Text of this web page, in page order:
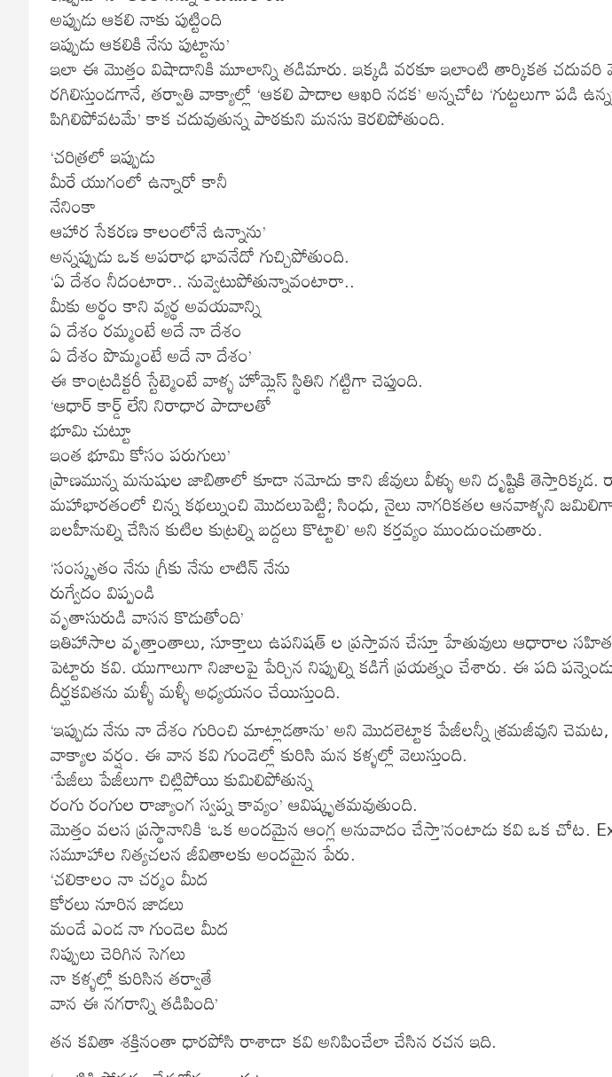
అప్పుడు ఆకలి నాకు పుట్టింది
ఇప్పుడు ఆకలికి నేను పుట్టాను’
ఇలా ఈ మొత్తం విషాదానికి మూలాన్ని తడిమారు. ఇక్కడి వరకూ ఇలాంటి తార్కికత
రగిలిస్తుండగానే, తర్వాతి వాక్యాల్లో ‘ఆకలి పాదాల ఆఖరి నడక’ అన్నచోట ‘గుట్టలుగా పడి
పిగిలిపోవటమే’ కాక చదువుతున్న పాఠకుని మనసు కెరలిపోతుంది.
‘చరిత్రలో ఇప్పుడు
మీరే యుగంలో ఉన్నారో కానీ
నేనింకా
ఆహార సేకరణ కాలంలోనే ఉన్నాను’
అన్నప్పుడు ఒక అపరాధ భావనేదో గుచ్చిపోతుంది.
‘ఏ దేశం నీదంటారా.. నువ్వెటుపోతున్నావంటారా..
మీకు అర్థం కాని వ్యర్థ అవయవాన్ని
ఏ దేశం రమ్మంటే అదే నా దేశం
ఏ దేశం పొమ్మంటే అదే నా దేశం’
ఈ కాంట్రడిక్టరీ స్టేట్మెంటే వాళ్ళ హోమ్లెస్ స్థితిని గట్టిగా చెప్తుంది.
‘ఆధార్ కార్డ్ లేని నిరాధార పాదాలతో
భూమి చుట్టూ
ఇంత భూమి కోసం పరుగులు’
ప్రాణమున్న మనుషుల జాబితాలో కూడా నమోదు కాని జీవులు వీళ్ళు అని దృష్టికి
మహాభారతంలో చిన్న కథల్నుంచి మొదలుపెట్టి; సింధు, నైలు నాగరికతల ఆనవాళ్ళని జమిలిగా
బలహీనుల్ని చేసిన కుటిల కుట్రల్ని బద్దలు కొట్టాలి’ అని కర్తవ్యం ముందుంచుతారు.
‘సంస్కృతం నేను గ్రీకు నేను లాటిన్ నేను
రుగ్వేదం విప్పండి
వృతాసురుడి వాసన కొడుతోంది’
ఇతిహాసాల వృత్తాంతాలు, సూక్తాలు ఉపనిషత్ ల ప్రస్తావన చేస్తూ హేతువులు ఆధారాల
పెట్టారు‌ కవి. యుగాలుగా నిజాలపై పేర్చిన నిప్పుల్ని కడిగే ప్రయత్నం చేశారు. ఈ పది
దీర్ఘకవితను మళ్ళీ మళ్ళీ అధ్యయనం చేయిస్తుంది.
‘ఇప్పుడు నేను నా దేశం గురించి మాట్లాడతాను’ అని మొదలెట్టాక పేజీలన్నీ శ్రమజీవుని
వాక్యాల వర్షం. ఈ వాన కవి గుండెల్లో కురిసి మన కళ్ళల్లో వెలుస్తుంది‌.
‘పేజీలు పేజీలుగా చిట్లిపోయి కుమిలిపోతున్న
రంగు రంగుల రాజ్యాంగ స్వప్న కావ్యం’ ఆవిష్కృతమవుతుంది.
మొత్తం వలస ప్రస్థానానికి ‘ఒక అందమైన ఆంగ్ల అనువాదం చేస్తా’నంటాడు కవి ఒక చోట.
సమూహాల నిత్యచలన జీవితాలకు అందమైన పేరు.
‘చలికాలం నా చర్మం మీద
కోరలు నూరిన జాడలు
మండే ఎండ నా గుండెల మీద
నిప్పులు చెరిగిన సెగలు
నా కళ్ళల్లో కురిసిన తర్వాతే
వాన ఈ నగరాన్ని తడిపింది’
తన కవితా శక్తినంతా ధారపోసి రాశాడా కవి అనిపించేలా చేసిన రచన ఇది.